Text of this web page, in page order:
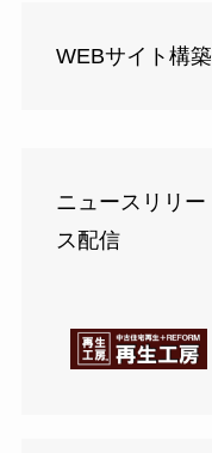
WEBサイト構築
ニュースリリー
ス配信